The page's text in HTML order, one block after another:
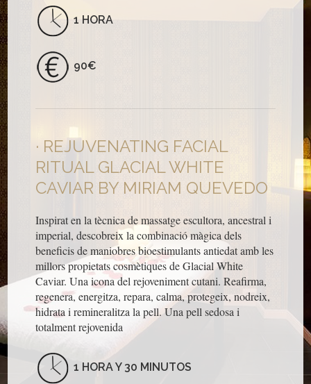
1 HORA
90€
REJUVENATING FACIAL
RITUAL GLACIAL WHITE
CAVIAR BY MIRIAM QUEVEDO
Inspirat en la tècnica de massatge escultora, ancestral i
imperial, descobreix la combinació màgica dels
beneficis de maniobres bioestimulants antiedat amb les
millors propietats cosmètiques de Glacial White
Caviar. Una icona del rejoveniment cutani. Reafirma,
regenera, energitza, repara, calma, protegeix, nodreix,
hidrata i remineralitza la pell. Una pell sedosa i
totalment rejovenida
1 HORA Y 30 MINUTOS